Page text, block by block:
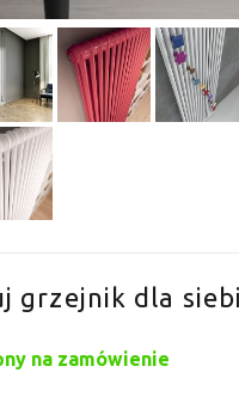
grzejnik dla
na zamówienie